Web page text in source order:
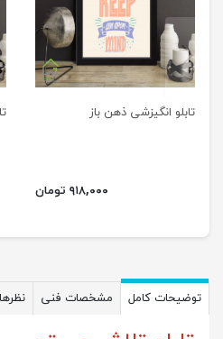
تابلو انگیزشی ذهن باز
۹۱۸,۰۰۰ تومان
previus
توضیحات کامل مشخصات فنی